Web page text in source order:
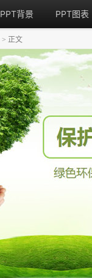
PPT背景 PPT图表
> 正文